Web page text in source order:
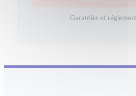
Garanties et